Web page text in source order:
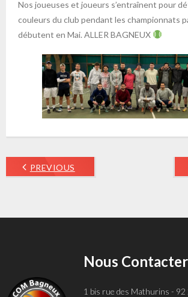
Nos joueuses et joueurs s’entraînent pour
couleurs du club pendant les championnats
débutent en Mai. ALLER BAGNEUX
PREVIOUS
Nous Contacter
1 bis rue des Mathurins - 92